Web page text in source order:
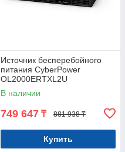
Источник бесперебойного
питания CyberPower
OL2000ERTXL2U
В наличии
749 647 ₸ 881 938 ₸
Купить